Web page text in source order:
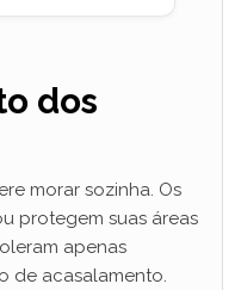
dos
morar sozinha. Os
protegem suas áreas
apenas
de acasalamento.